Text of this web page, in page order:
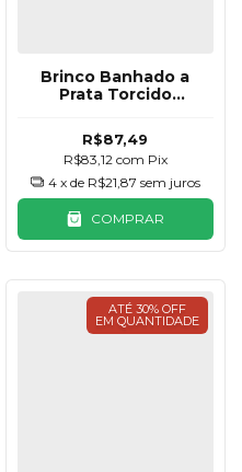
Brinco Banhado a
Prata Torcido
R$87,49
R$83,12 com Pix
4 x de R$21,87 sem juros
COMPRAR
ATÉ 30% OFF
EM QUANTIDADE